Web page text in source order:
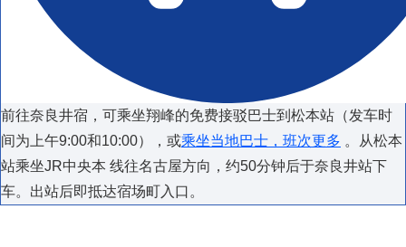
前往奈良井宿，可乘坐翔峰的免费接驳巴士到松本站（发车时
间为上午9:00和10:00），或乘坐当地巴士，班次更多 。从松本
站乘坐JR中央本 线往名古屋方向，约50分钟后于奈良井站下
车。出站后即抵达宿场町入口。